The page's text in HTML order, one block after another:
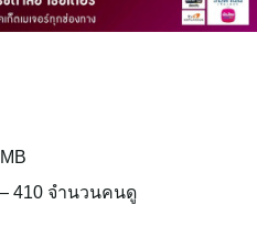
410 จำนวนคนดู